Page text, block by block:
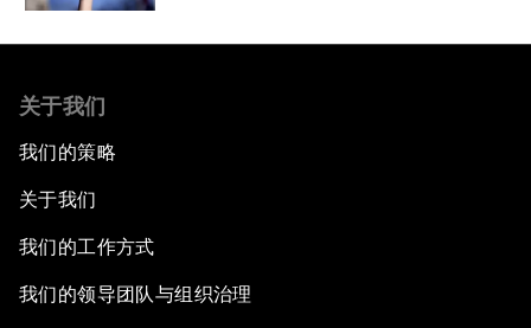
关于我们
我们的策略
关于我们
我们的工作方式
我们的领导团队与组织治理